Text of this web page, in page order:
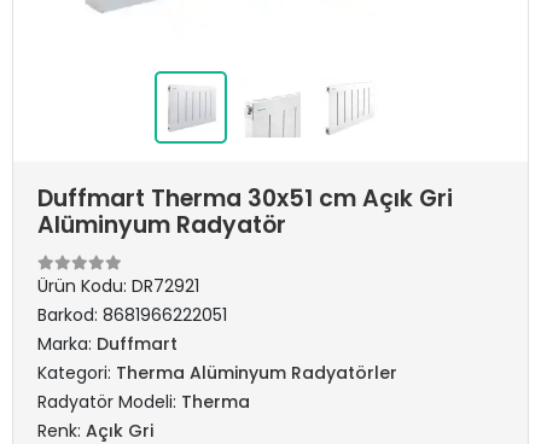
Duffmart Therma 30x51 cm Açık Gri
Alüminyum Radyatör
Ürün Kodu: DR72921
Barkod: 8681966222051
Marka: Duffmart
Kategori: Therma Alüminyum Radyatörler
Radyatör Modeli: Therma
Renk: Açık Gri